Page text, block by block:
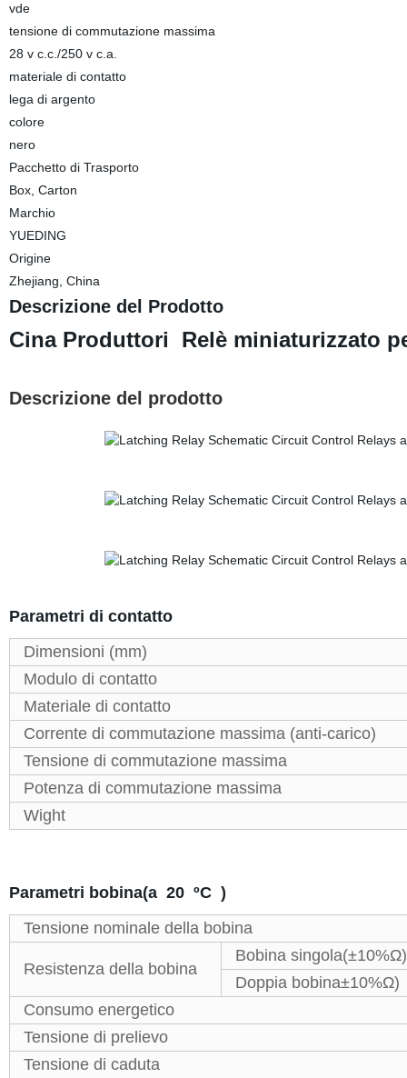
vde
tensione di commutazione massima
28 v c.c./250 v c.a.
materiale di contatto
lega di argento
colore
nero
Pacchetto di Trasporto
Box, Carton
Marchio
YUEDING
Origine
Zhejiang, China
Descrizione del Prodotto
Cina Produttori Relè miniaturizzato
Descrizione del prodotto
Parametri di contatto
Dimensioni (mm)
Modulo di contatto
Materiale di contatto
Corrente di commutazione massima (anti-carico)
Tensione di commutazione massima
Potenza di commutazione massima
Wight
Parametri bobina(a 20 ºC )
Tensione nominale della bobina
Resistenza della bobina
Bobina singola(±10%Ω)
Doppia bobina±10%Ω)
Consumo energetico
Tensione di prelievo
Tensione di caduta